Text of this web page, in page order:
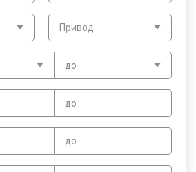
до
до
до
Привод